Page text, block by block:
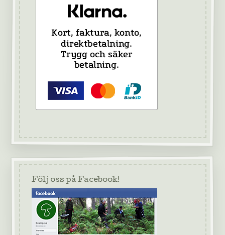
Följ oss på Facebook!